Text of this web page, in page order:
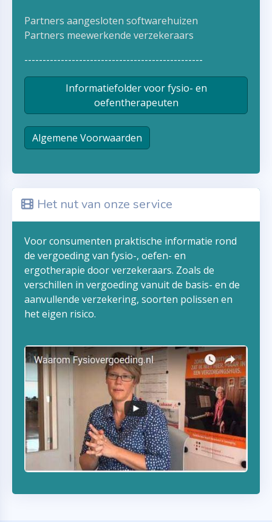
Partners aangesloten softwarehuizen
Partners meewerkende verzekeraars
-------------------------------------------------
Informatiefolder voor fysio- en
oefentherapeuten
Algemene Voorwaarden
Het nut van onze service
Voor consumenten praktische informatie rond
de vergoeding van fysio-, oefen- en
ergotherapie door verzekeraars. Zoals de
verschillen in vergoeding vanuit de basis- en de
aanvullende verzekering, soorten polissen en
het eigen risico.